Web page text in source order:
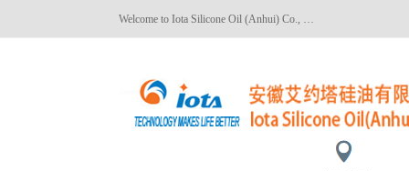
Welcome to Iota Silicone Oil (Anhui) Co., Ltd.!